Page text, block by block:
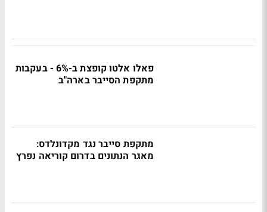
פאלו אלטו קופצת ב-6% - בעקבות
מתקפת הסייבר בארה"ב
מתקפת סייבר נגד מקדונלדס:
מאגר הנתונים בדרום קוריאה נפרץ